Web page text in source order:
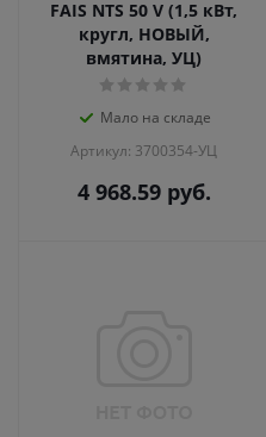
FAIS NTS 50 V (1,5 кВт,
кругл, НОВЫЙ,
вмятина, УЦ)
Мало на складе
Артикул: 3700354-УЦ
4 968.59руб.